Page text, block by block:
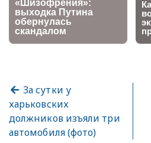
За сутки у
харьковских
должников изъяли три
автомобиля (фото)